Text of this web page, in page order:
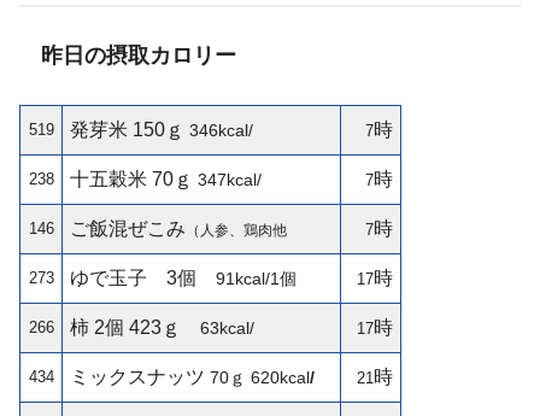
昨日の摂取カロリー
519 発芽米 150ｇ 346kcal/ 7時
238 十五穀米 70ｇ 347kcal/ 7時
146 ご飯混ぜこみ （人参、鶏肉他 7時
273 ゆで玉子 3個91kcal/1個 17時
266 柿 2個 423ｇ63kcal/ 17時
434 ミックスナッツ70ｇ 620kcal/ 21 時